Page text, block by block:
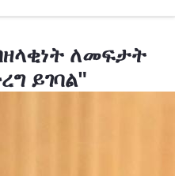
ለመፍታት
ይገባል"